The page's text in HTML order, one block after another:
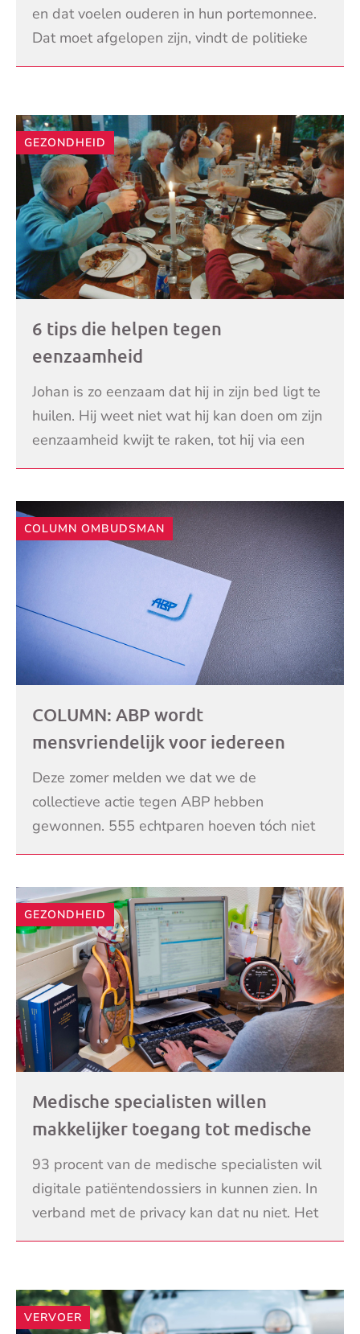
en dat voelen ouderen in hun portemonnee.
Dat moet afgelopen zijn, vindt de politieke
partij 50Plus die, samen met andere partijen,
LEES VERDER
GEZONDHEID
6 tips die helpen tegen
eenzaamheid
Johan is zo eenzaam dat hij in zijn bed ligt te
huilen. Hij weet niet wat hij kan doen om zijn
eenzaamheid kwijt te raken, tot hij via een
stichting vrienden maakt. Elke maand gaan
LEES VERDER
COLUMN OMBUDSMAN
COLUMN: ABP wordt
mensvriendelijk voor iedereen
Deze zomer melden we dat we de
collectieve actie tegen ABP hebben
gewonnen. 555 echtparen hoeven tóch niet
een totaal van 2 miljoen euro aan te veel
LEES VERDER
GEZONDHEID
Medische specialisten willen
makkelijker toegang tot medische
dossiers
93 procent van de medische specialisten wil
digitale patiëntendossiers in kunnen zien. In
verband met de privacy kan dat nu niet. Het
uitwisselen van medische gegevens duurt
LEES VERDER
VERVOER